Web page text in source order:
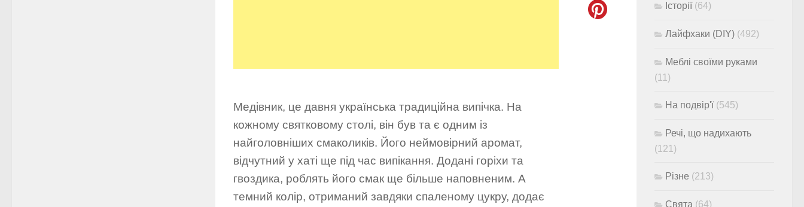
Медівник, це давня українська традиційна випічка. На
кожному святковому столі, він був та є одним із
найголовніших смаколиків. Його неймовірний аромат,
відчутний у хаті ще під час випікання. Додані горіхи та
гвоздика, роблять його смак ще більше наповненим. А
темний колір, отриманий завдяки спаленому цукру, додає
Історії(64)
Лайфхаки (DIY) (492)
Меблі своїми руками
(11)
На подвір'ї(545)
Речі, що надихають
(121)
Різне (213)
Свята (64)